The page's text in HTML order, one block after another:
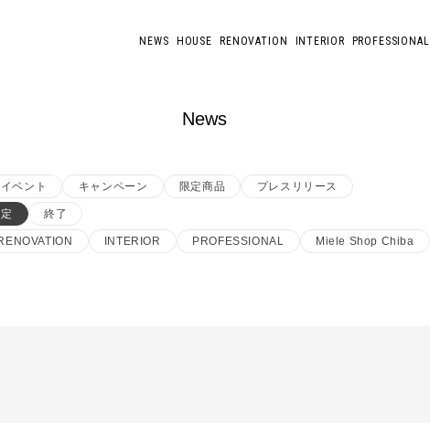
NEWS HOUSE RENOVATION INTERIOR PROFESSIONAL
News
イベント キャンペーン 限定商品 プレスリリース
終了
INTERIOR PROFESSIONAL Miele Shop Chiba